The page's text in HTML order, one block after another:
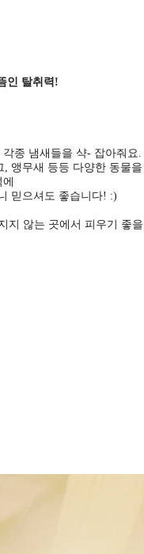
인 탈취력!
종 냄새들을 샥- 잡아줘요.
앵무새 등등 다양한 동물을
믿으셔도 좋습니다! :)
지 않는 곳에서 피우기 좋을